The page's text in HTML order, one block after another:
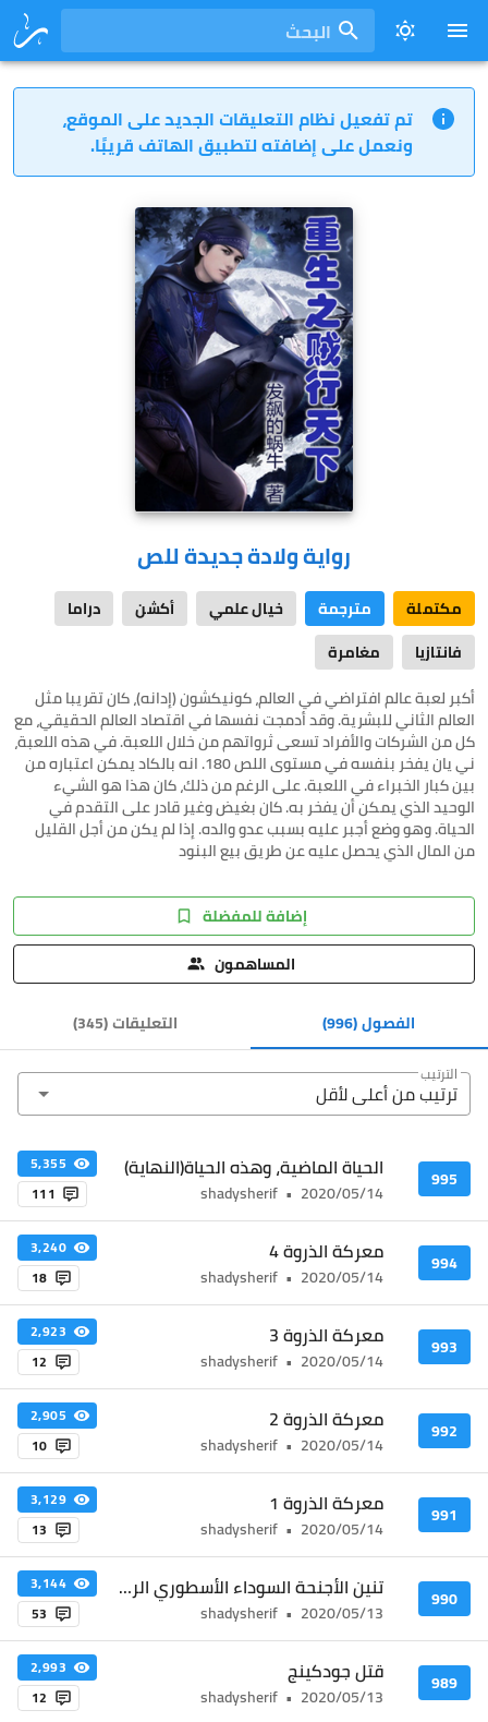
البحث
تم تفعيل نظام التعليقات الجديد على الموقع،
ونعمل على إضافته لتطبيق الهاتف قريبًا.
رواية ولادة جديدة للص
مكتملة مترجمة خيال علمي أكشن
دراما
فانتازيا
مغامرة
أكبر لعبة عالم افتراضي في العالم، كونيكشون (إدانه)، كان تقريبا مثل
العالم الثاني للبشرية. وقد أدمجت نفسها في اقتصاد العالم الحقيقي، مع
كل من الشركات والأفراد تسعى ثرواتهم من خلال اللعبة. في هذه اللعبة،
ني يان يفخر بنفسه في مستوى اللص 180. انه بالكاد يمكن اعتباره من
بين كبار الخبراء في اللعبة. على الرغم من ذلك، كان هذا هو الشيء
الوحيد الذي يمكن أن يفخر به. كان بغيض وغير قادر على التقدم في
الحياة. وهو وضع أجبر عليه بسبب عدو والده. إذا لم يكن من أجل القليل
من المال الذي يحصل عليه عن طريق بيع البنود
إضافة للمفضلة
المساهمون
الفصول(996) التعليقات(
345
)
الترتيب
ترتيب من أعلى ﻷقل
995 الحياة الماضية، وهذه الحياة(النهاية)
2020/05/14
•
shadysherif
5,355
111
994 معركة الذروة 4
2020/05/14
•
shadysherif
3,240
18
993 معركة الذروة 3
2020/05/14
•
shadysherif
2,923
12
992 معركة الذروة 2
2020/05/14
•
shadysherif
2,905
10
991 معركة الذروة 1
2020/05/14
•
shadysherif
3,129
13
990 تنين الأجنحة السوداء الأسطوري الرتبة 10!
2020/05/13
•
shadysherif
3,144
53
989 قتل جودكينج
2020/05/13
•
shadysherif
2,993
12